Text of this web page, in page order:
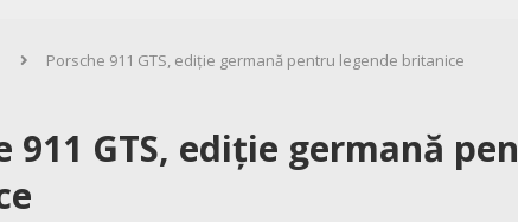
Porsche 911 GTS, ediție germană pentru legende britanice
911 GTS, ediție germană